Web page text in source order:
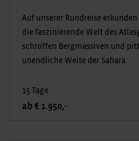
Auf unserer Rundreise
die faszinierende Welt des
schroffen Bergmassiven und
unendliche Weite der Sahara.
15 Tage
ab € 1.950,-